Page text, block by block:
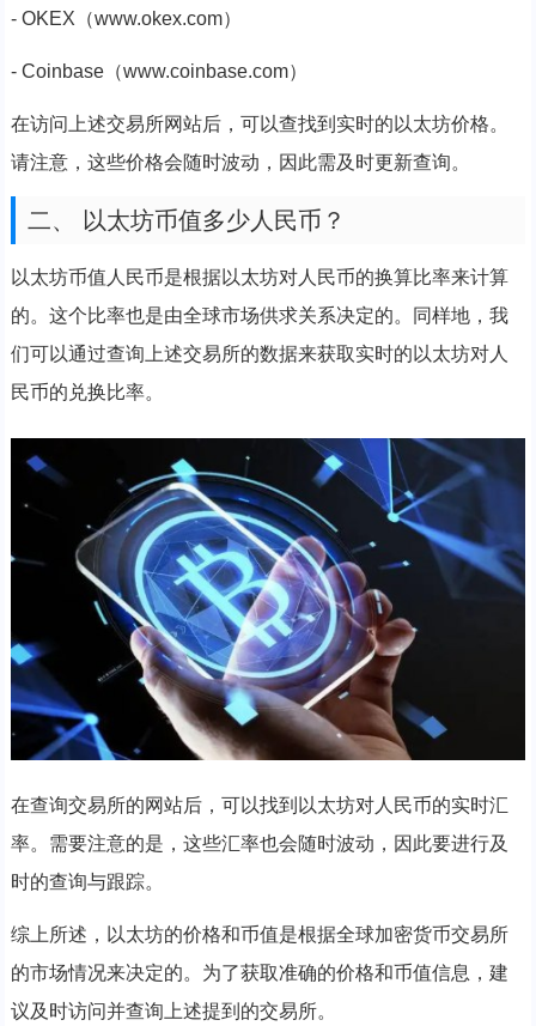
- OKEX（www.okex.com）
- Coinbase（www.coinbase.com）
在访问上述交易所网站后，可以查找到实时的以太坊价格。
请注意，这些价格会随时波动，因此需及时更新查询。
二、 以太坊币值多少人民币？
以太坊币值人民币是根据以太坊对人民币的换算比率来计算
的。这个比率也是由全球市场供求关系决定的。同样地，我
们可以通过查询上述交易所的数据来获取实时的以太坊对人
民币的兑换比率。
在查询交易所的网站后，可以找到以太坊对人民币的实时汇
率。需要注意的是，这些汇率也会随时波动，因此要进行及
时的查询与跟踪。
综上所述，以太坊的价格和币值是根据全球加密货币交易所
的市场情况来决定的。为了获取准确的价格和币值信息，建
议及时访问并查询上述提到的交易所。